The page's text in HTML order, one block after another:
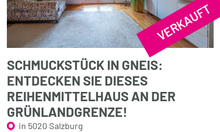
VERKAUFT
SCHMUCKSTÜCK IN GNEIS:
ENTDECKEN SIE DIESES
REIHENMITTELHAUS AN DER
GRÜNLANDGRENZE!
in 5020 Salzburg